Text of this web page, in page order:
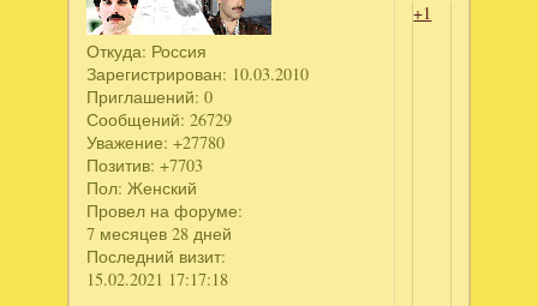
Откуда: Россия
Зарегистрирован: 10.03.2010
Приглашений: 0
Сообщений: 26729
Уважение: +27780
Позитив: +7703
Пол: Женский
Провел на форуме:
7 месяцев 28 дней
Последний визит:
15.02.2021 17:17:18
+1